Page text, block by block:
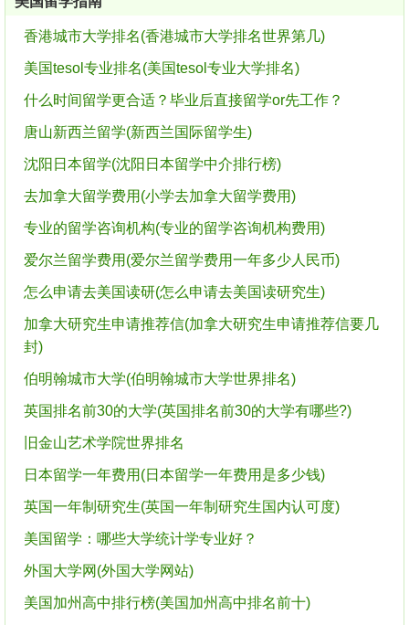
香港城市大学排名(香港城市大学排名世界第几)
美国tesol专业排名(美国tesol专业大学排名)
什么时间留学更合适？毕业后直接留学or先工作？
唐山新西兰留学(新西兰国际留学生)
沈阳日本留学(沈阳日本留学中介排行榜)
去加拿大留学费用(小学去加拿大留学费用)
专业的留学咨询机构(专业的留学咨询机构费用)
爱尔兰留学费用(爱尔兰留学费用一年多少人民币)
怎么申请去美国读研(怎么申请去美国读研究生)
加拿大研究生申请推荐信(加拿大研究生申请推荐信要几
封)
伯明翰城市大学(伯明翰城市大学世界排名)
英国排名前30的大学(英国排名前30的大学有哪些?)
旧金山艺术学院世界排名
日本留学一年费用(日本留学一年费用是多少钱)
英国一年制研究生(英国一年制研究生国内认可度)
美国留学：哪些大学统计学专业好？
外国大学网(外国大学网站)
美国加州高中排行榜(美国加州高中排名前十)